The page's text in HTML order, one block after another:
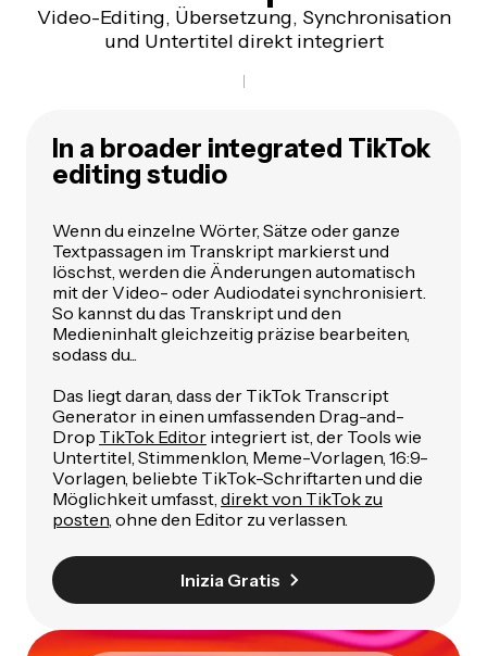
Video-Editing, Übersetzung, Synchronisation
und Untertitel direkt integriert
In a broader integrated TikTok
editing studio
Wenn du einzelne Wörter, Sätze oder ganze
Textpassagen im Transkript markierst und
löschst, werden die Änderungen automatisch
mit der Video- oder Audiodatei synchronisiert.
So kannst du das Transkript und den
Medieninhalt gleichzeitig präzise bearbeiten,
sodass du...
Das liegt daran, dass der TikTok Transcript
Generator in einen umfassenden Drag-and-
Drop TikTok Editor integriert ist, der Tools wie
Untertitel, Stimmenklon, Meme-Vorlagen, 16:9-
Vorlagen, beliebte TikTok-Schriftarten und die
Möglichkeit umfasst, direkt von TikTok zu
posten , ohne den Editor zu verlassen.
Inizia Gratis